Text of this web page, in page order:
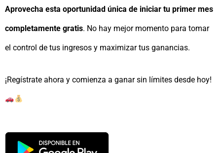
Aprovecha esta oportunidad única de iniciar tu primer mes
completamente gratis. No hay mejor momento para tomar
el control de tus ingresos y maximizar tus ganancias.
¡Regístrate ahora y comienza a ganar sin límites desde hoy!